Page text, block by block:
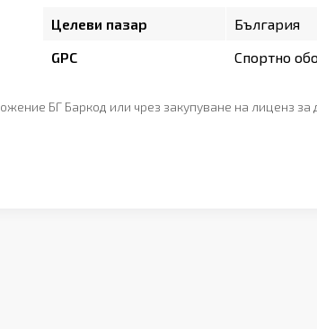
Целеви пазар
България
GPC
Спортно
БГ Баркод или чрез закупуване на лиценз за